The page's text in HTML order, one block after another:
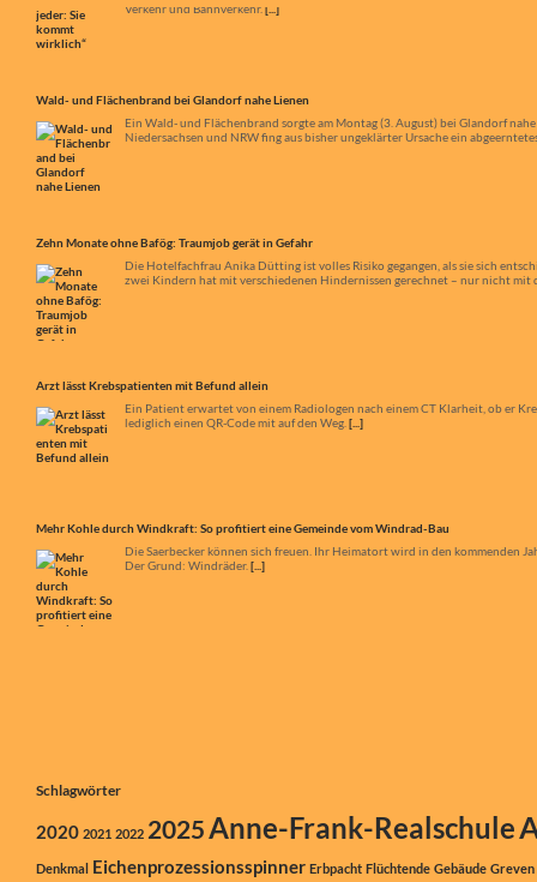
Wald- und Flächenbrand bei Glandorf nahe Lienen
Zehn Monate ohne Bafög: Traumjob gerät in Gefahr
Arzt lässt Krebspatienten mit Befund allein
Mehr Kohle durch Windkraft: So profitiert eine Gemeinde vom Windrad-Bau
„Jetzt sieht jeder: Sie kommt wirklich“
Schlagwörter
2020 2021 2022 2025Anne-Frank-Realschule
Denkmal Eichenprozessionsspinner Erbpacht Flüchtende Gebäude Greven